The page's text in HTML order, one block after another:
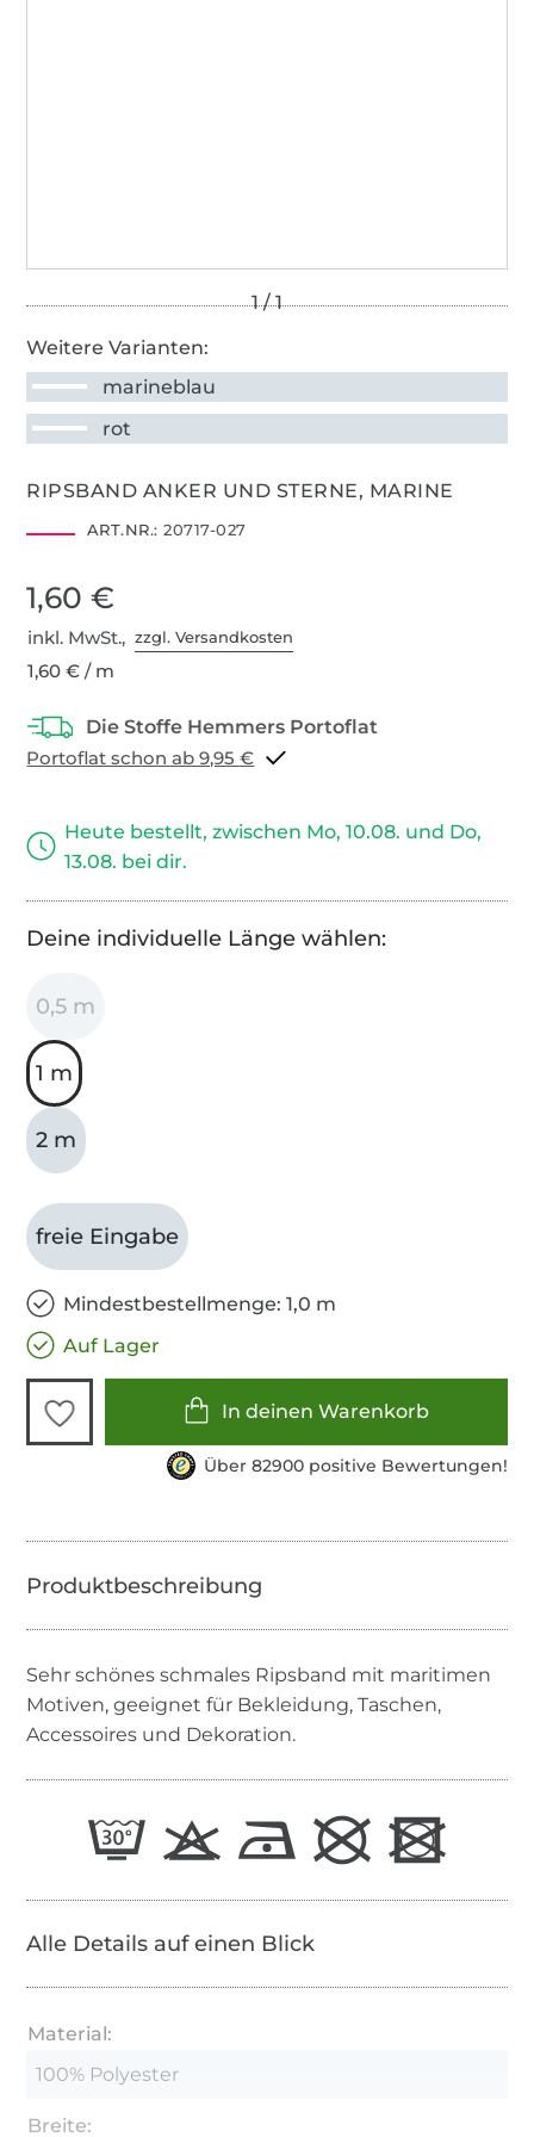
Weitere Varianten:
marineblau
rot
RIPSBAND ANKER UND STERNE, MARINE
ART.NR.: 20717-027
1,60 €
inkl. MwSt.,zzgl. Versandkosten
1,60 € / m
Portoflat schon ab 9,95 €
Heute bestellt, zwischen Mo, 10.08. und Do,
13.08. bei dir.
Deine individuelle Länge wählen:
0,5 m
1 m
2 m
freie Eingabe
Mindestbestellmenge: 1,0 m
Auf Lager
In deinen Warenkorb
Über 82900 positive Bewertungen!
Sehr schönes schmales Ripsband mit maritimen
Motiven, geeignet für Bekleidung, Taschen,
Accessoires und Dekoration.
Alle Details auf einen Blick
Material:
100% Polyester
Breite: